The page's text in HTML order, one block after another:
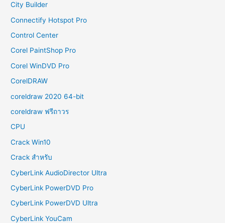
City Builder
Connectify Hotspot Pro
Control Center
Corel PaintShop Pro
Corel WinDVD Pro
CorelDRAW
coreldraw 2020 64-bit
coreldraw ฟรีถาวร
CPU
Crack Win10
Crack สำหรับ
CyberLink AudioDirector Ultra
CyberLink PowerDVD Pro
CyberLink PowerDVD Ultra
CyberLink YouCam